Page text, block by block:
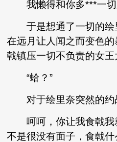
我懒得和你多***一切
于是想通了一切的绘
在远月让人闻之而变色
戟镇压一切不负责的女王
“蛤？”
对于绘里奈突然的约
呵呵，你让我食戟我
不是很没有面子，食戟